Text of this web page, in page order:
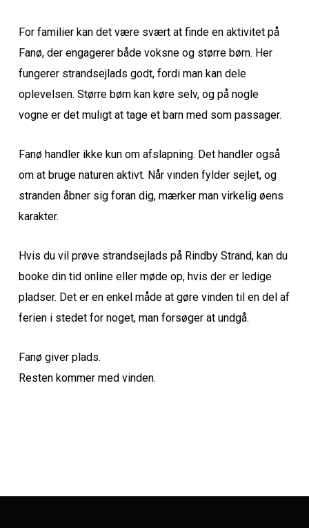
For familier kan det være svært at finde en aktivitet på
Fanø, der engagerer både voksne og større børn. Her
fungerer strandsejlads godt, fordi man kan dele
oplevelsen. Større børn kan køre selv, og på nogle
vogne er det muligt at tage et barn med som passager.
Fanø handler ikke kun om afslapning. Det handler også
om at bruge naturen aktivt. Når vinden fylder sejlet, og
stranden åbner sig foran dig, mærker man virkelig øens
karakter.
Hvis du vil prøve strandsejlads på Rindby Strand, kan du
booke din tid online eller møde op, hvis der er ledige
pladser. Det er en enkel måde at gøre vinden til en del af
ferien i stedet for noget, man forsøger at undgå.
Fanø giver plads.
Resten kommer med vinden.